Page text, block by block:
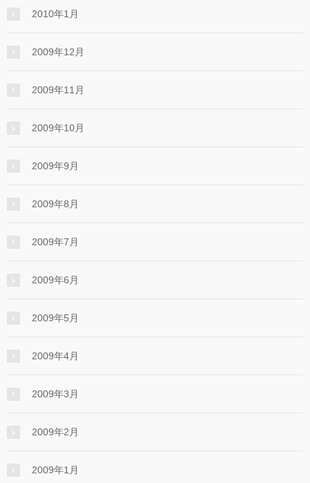
2010年1月
2009年12月
2009年11月
2009年10月
2009年9月
2009年8月
2009年7月
2009年6月
2009年5月
2009年4月
2009年3月
2009年2月
2009年1月